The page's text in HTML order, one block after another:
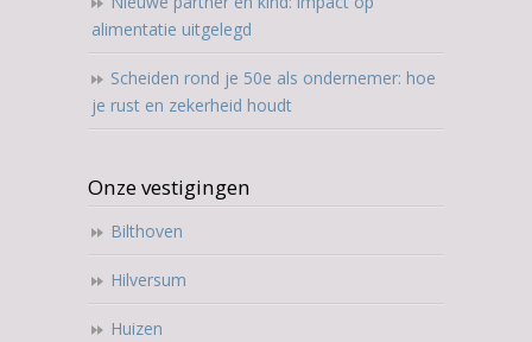
alimentatie uitgelegd
Scheiden rond je 50e als ondernemer: hoe
je rust en zekerheid houdt
Onze vestigingen
Bilthoven
Hilversum
Huizen